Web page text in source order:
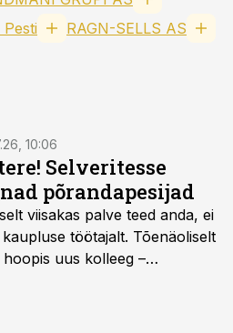
Pesti RAGN-SELLS AS
10:06
Selveritesse
põrandapesijad
viisakas palve teed anda, ei
töötajalt. Tõenäoliselt
uus kolleeg –